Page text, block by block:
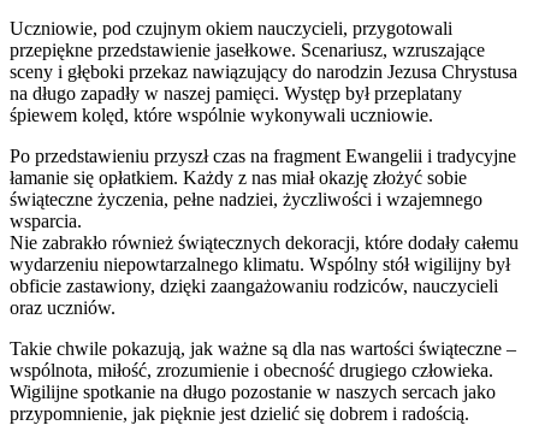
Uczniowie, pod czujnym okiem nauczycieli, przygotowali
przepiękne przedstawienie jasełkowe. Scenariusz, wzruszające
sceny i głęboki przekaz nawiązujący do narodzin Jezusa Chrystusa
na długo zapadły w naszej pamięci. Występ był przeplatany
śpiewem kolęd, które wspólnie wykonywali uczniowie.
Po przedstawieniu przyszł czas na fragment Ewangelii i tradycyjne
łamanie się opłatkiem. Każdy z nas miał okazję złożyć sobie
świąteczne życzenia, pełne nadziei, życzliwości i wzajemnego
wsparcia.
Nie zabrakło również świątecznych dekoracji, które dodały całemu
wydarzeniu niepowtarzalnego klimatu. Wspólny stół wigilijny był
obficie zastawiony, dzięki zaangażowaniu rodziców, nauczycieli
oraz uczniów.
Takie chwile pokazują, jak ważne są dla nas wartości świąteczne –
wspólnota, miłość, zrozumienie i obecność drugiego człowieka.
Wigilijne spotkanie na długo pozostanie w naszych sercach jako
przypomnienie, jak pięknie jest dzielić się dobrem i radością.